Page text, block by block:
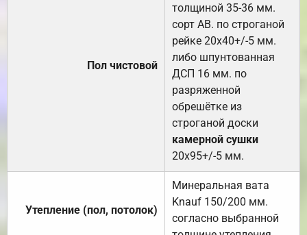
Пол чистовой
толщиной 35-36 мм.
сорт АВ. по строганой
рейке 20х40+/-5 мм.
либо шпунтованная
ДСП 16 мм. по
разряженной
обрешётке из
строганой доски
камерной сушки
20х95+/-5 мм.
Утепление (пол, потолок)
Минеральная вата
Knauf 150/200 мм.
согласно выбранной